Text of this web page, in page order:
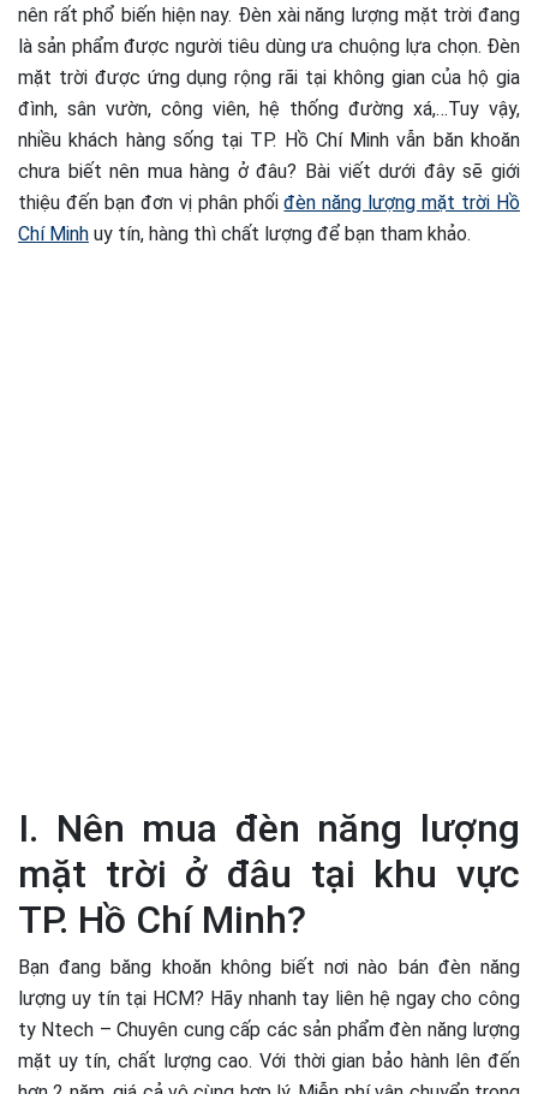
nên rất phổ biến hiện nay. Đèn xài năng lượng mặt trời đang
là sản phẩm được người tiêu dùng ưa chuộng lựa chọn. Đèn
mặt trời được ứng dụng rộng rãi tại không gian của hộ gia
đình, sân vườn, công viên, hệ thống đường xá,…Tuy vậy,
nhiều khách hàng sống tại TP. Hồ Chí Minh vẫn băn khoăn
chưa biết nên mua hàng ở đâu? Bài viết dưới đây sẽ giới
thiệu đến bạn đơn vị phân phốiđèn năng lượng mặt trời Hồ
Chí Minh uy tín, hàng thì chất lượng để bạn tham khảo.
I. Nên mua đèn năng lượng
mặt trời ở đâu tại khu vực
TP. Hồ Chí Minh?
Bạn đang băng khoăn không biết nơi nào bán đèn năng
lượng uy tín tại HCM? Hãy nhanh tay liên hệ ngay cho công
ty Ntech – Chuyên cung cấp các sản phẩm đèn năng lượng
mặt uy tín, chất lượng cao. Với thời gian bảo hành lên đến